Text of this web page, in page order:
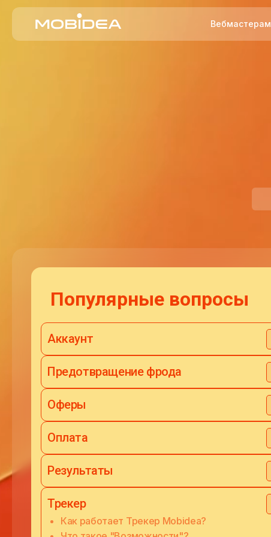
Вебмастерам
Популярные вопросы
Аккаунт
Предотвращение фрода
Оферы
Оплата
Результаты
Трекер
Как работает Трекер Mobidea?